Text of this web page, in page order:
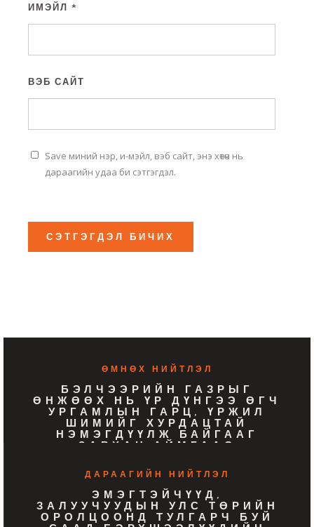
ИМЭЙЛ *
ВЭБ САЙТ
Save миний нэр, и-мэйл, вэб сайт, энэ хөтөч нь
дараагийн удаа би сэтгэгдэл.
ӨМНӨХ НИЙТЛЭЛ
БЭЛЧЭЭРИЙН ГАЗРЫГ
ӨНЖӨӨХ НЬ ҮР ДҮНГЭЭ ӨГЧ
УРГАМЛЫН ГАРЦ, ҮРЖИЛ
ШИМИЙГ ХУРДАЦТАЙ
НЭМЭГДҮҮЛЖ БАЙГААГ
ЗАВХАН АЙМГААС
ДАРААГИЙН НИЙТЛЭЛ
ЭМЭГТЭЙЧҮҮД,
ЗАЛУУЧУУДЫН УЛС ТӨРИЙН
ОРОЛЦООНД ТУЛГАРЧ БУЙ